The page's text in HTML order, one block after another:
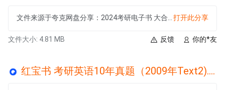
打开此分享
文件大小: 4.81 MB 你的*友
反馈
红宝书 考研英语10年真题（2009年Text2).mp3